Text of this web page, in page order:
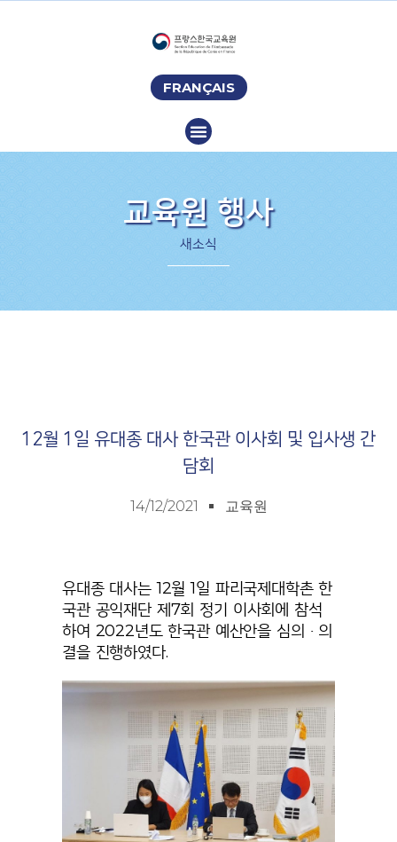
FRANÇAIS
교육원 행사
새소식
12월 1일 유대종 대사 한국관 이사회 및 입사생 간
담회
14/12/2021 교육원
유대종 대사는 12월 1일 파리국제대학촌 한
국관 공익재단 제7회 정기 이사회에 참석
하여 2022년도 한국관 예산안을 심의ㆍ의
결을 진행하였다.